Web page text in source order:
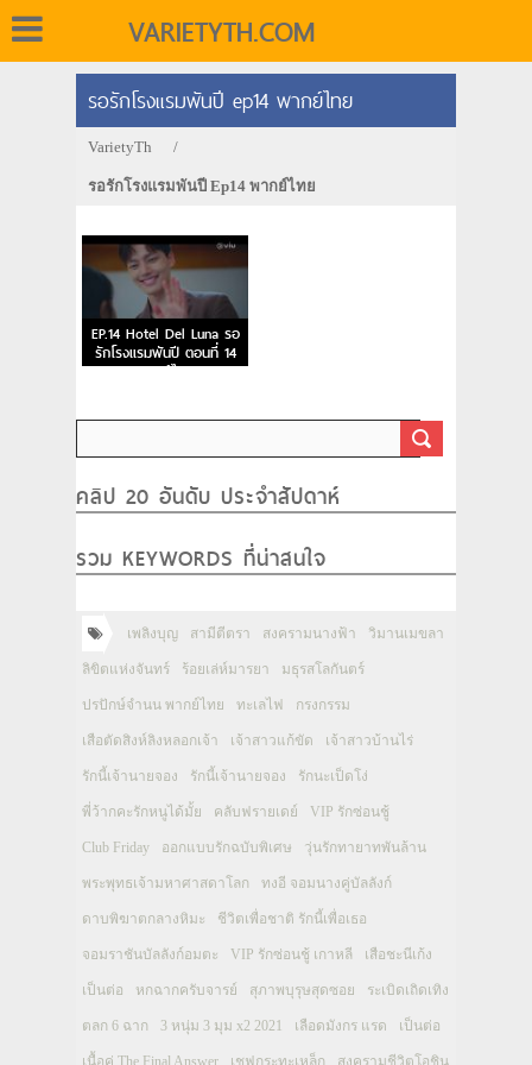
VARIETYTH.COM
รอรักโรงแรมพันปี ep14 พากย์ไทย
VarietyTh /
รอรักโรงแรมพันปี Ep14 พากย์ไทย
EP.14 Hotel Del Luna รอ
รักโรงแรมพันปี ตอนที่ 14
พากย์ไทย
คลิป 20 อันดับ ประจำสัปดาห์
รวม KEYWORDS ที่น่าสนใจ
เพลิงบุญ สามีตีตรา สงครามนางฟ้า วิมานเมขลา
ลิขิตแห่งจันทร์ ร้อยเล่ห์มารยา มธุรสโลกันตร์
ปรปักษ์จำนน พากย์ไทย ทะเลไฟ กรงกรรม
เสือตัดสิงห์ลิงหลอกเจ้า เจ้าสาวแก้ขัด เจ้าสาวบ้านไร่
รักนี้เจ้านายจอง รักนี้เจ้านายจอง รักนะเป็ดโง่
พี่ว้ากคะรักหนูได้มั้ย คลับฟรายเดย์ VIP รักซ่อนชู้
Club Friday ออกแบบรักฉบับพิเศษ วุ่นรักทายาทพันล้าน
พระพุทธเจ้ามหาศาสดาโลก ทงอี จอมนางคู่บัลลังก์
ดาบพิฆาตกลางหิมะ ชีวิตเพื่อชาติ รักนี้เพื่อเธอ
จอมราชันบัลลังก์อมตะ VIP รักซ่อนชู้ เกาหลี เสือชะนีเก้ง
เป็นต่อ หกฉากครับจารย์ สุภาพบุรุษสุดซอย ระเบิดเถิดเทิง
ตลก 6 ฉาก 3 หนุ่ม 3 มุม x2 2021 เลือดมังกร แรด เป็นต่อ
เนื้อคู่ The Final Answer เชฟกระทะเหล็ก สงครามชีวิตโอชิน